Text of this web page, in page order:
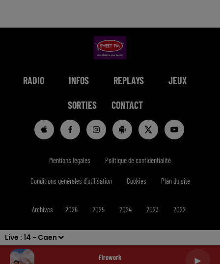
Live : 14 - Caen
Firework
RADIO INFOS REPLAYS JEUX
SORTIES CONTACT
Mentions légales Politique de confidentialité
Conditions générales d'utilisation Cookies Plan du site
Archives 2026 2025 2024 2023 2022